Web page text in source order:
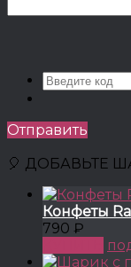
Отправить
🎈 ДОБАВЬТЕ
Конфеты
790 ₽